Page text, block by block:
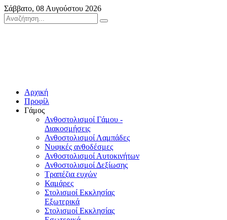
Σάββατο, 08 Αυγούστου 2026
Αρχική
Προφίλ
Γάμος
Ανθοστολισμοί Γάμου -
Διακοσμήσεις
Ανθοστολισμοί Λαμπάδες
Νυφικές ανθοδέσμες
Ανθοστολισμοί Αυτοκινήτων
Ανθοστολισμοί Δεξίωσης
Τραπέζια ευχών
Καμάρες
Στολισμοί Εκκλησίας
Εξωτερικά
Στολισμοί Εκκλησίας